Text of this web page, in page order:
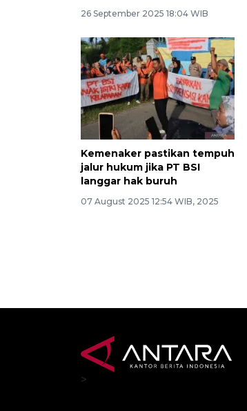
26 September 2025 18:04 WIB
Kemenaker pastikan tempuh
jalur hukum jika PT BSI
langgar hak buruh
07 August 2025 12:54 WIB, 2025
>